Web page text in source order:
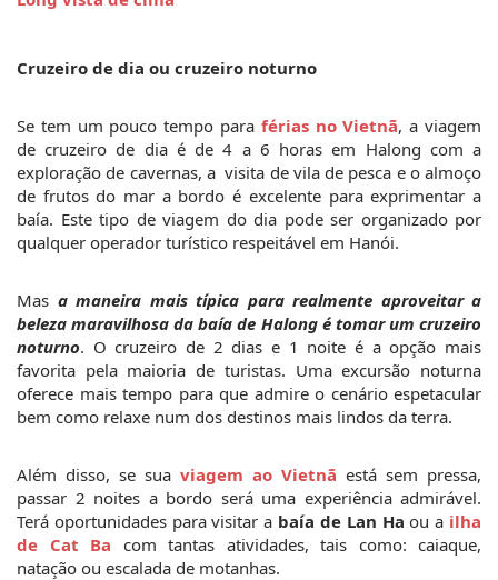
Cruzeiro de dia ou cruzeiro noturno
Se tem um pouco tempo para férias no Vietnã, a viagem
de cruzeiro de dia é de 4 a 6 horas em Halong com a
exploração de cavernas, a  visita de vila de pesca e o almoço
de frutos do mar a bordo é excelente para exprimentar a
baía. Este tipo de viagem do dia pode ser organizado por
qualquer operador turístico respeitável em Hanói.
Mas a maneira mais típica para realmente aproveitar a
beleza maravilhosa da baía de Halong é tomar um cruzeiro
noturno. O cruzeiro de 2 dias e 1 noite é a opção mais
favorita pela maioria de turistas. Uma excursão noturna
oferece mais tempo para que admire o cenário espetacular
bem como relaxe num dos destinos mais lindos da terra.
Além disso, se sua viagem ao Vietnã está sem pressa,
passar 2 noites a bordo será uma experiência admirável.
Terá oportunidades para visitar a baía de Lan Ha ou a ilha
de Cat Ba com tantas atividades, tais como: caiaque,
natação ou escalada de motanhas.